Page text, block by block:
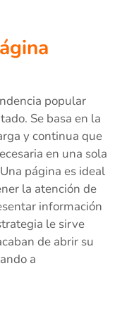
popular
Se basa en la
y continua que
en una sola
página es ideal
la atención de
información
le sirve
de abrir su
a